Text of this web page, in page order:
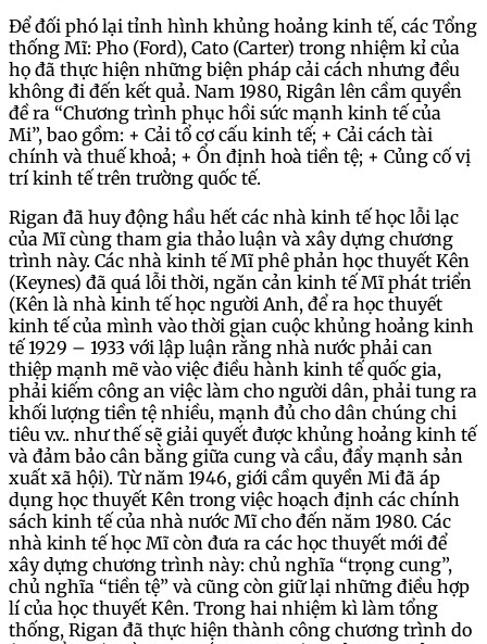
Để đối phó lại tỉnh hình khủng hoảng kinh tế, các Tổng
thống Mĩ: Pho (Ford), Cato (Carter) trong nhiệm kỉ của
họ đã thực hiện những biện pháp cải cách nhưng đều
không đi đến kết quả. Nam 1980, Rigân lên cầm quyền
đề ra “Chương trình phục hồi sức mạnh kinh tế của
Mi”, bao gồm: + Cải tổ cơ cấu kinh tế; + Cải cách tài
chính và thuế khoả; + Ổn định hoà tiền tệ; + Củng cố vị
trí kinh tế trên trường quốc tế.
Rigan đã huy động hầu hết các nhà kinh tế học lỗi lạc
của Mĩ cùng tham gia thảo luận và xây dựng chương
trình này. Các nhà kinh tế Mĩ phê phản học thuyết Kên
(Keynes) đã quá lỗi thời, ngăn cản kinh tế Mĩ phát triển
(Kên là nhà kinh tế học người Anh, để ra học thuyết
kinh tế của mình vào thời gian cuộc khủng hoảng kinh
tế 1929 – 1933 với lập luận rằng nhà nước phải can
thiệp mạnh mẽ vào việc điều hành kinh tế quốc gia,
phải kiếm công an việc làm cho người dân, phải tung ra
khối lượng tiền tệ nhiều, mạnh đủ cho dân chúng chi
tiêu v.v.. như thế sẽ giải quyết được khủng hoảng kinh tế
và đảm bảo cân bằng giữa cung và cầu, đẩy mạnh sản
xuất xã hội). Từ năm 1946, giới cầm quyền Mi đã áp
dụng học thuyết Kên trong việc hoạch định các chính
sách kinh tế của nhà nước Mĩ cho đến năm 1980. Các
nhà kinh tế học Mĩ còn đưa ra các học thuyết mới để
xây dựng chương trình này: chủ nghĩa “trọng cung”,
chủ nghĩa “tiền tệ” và cũng còn giữ lại những điều hợp
lí của học thuyết Kên. Trong hai nhiệm kì làm tổng
thống, Rigan đã thực hiện thành công chương trình do